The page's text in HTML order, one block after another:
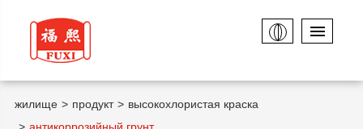
жилище продукт
высокохлористая краска